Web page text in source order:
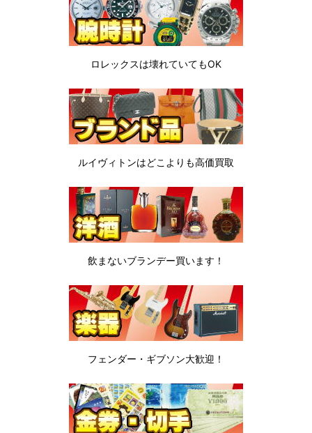
ロレックスは壊れていてもOK
ルイヴィトンはどこよりも高価買取
飲まないブランデー買います！
フェンダー・ギブソン大歓迎！